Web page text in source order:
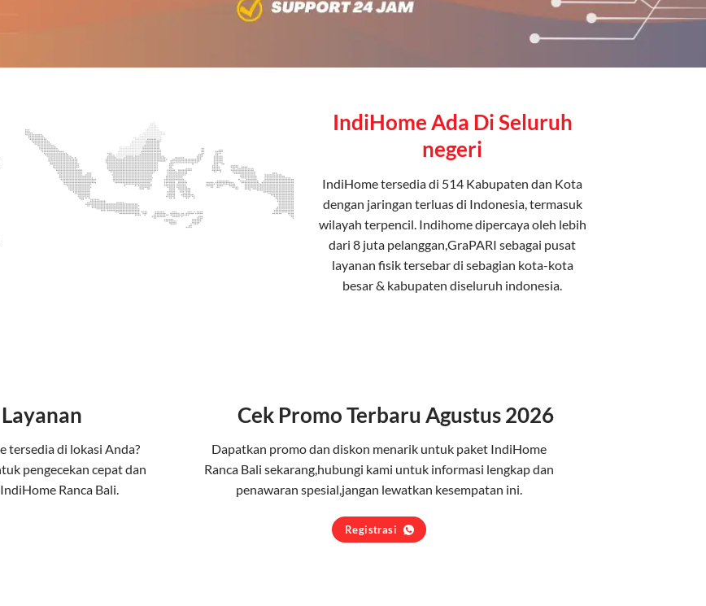
IndiHome Ada Di Seluruh
negeri
IndiHome tersedia di 514 Kabupaten dan Kota
dengan jaringan terluas di Indonesia, termasuk
wilayah terpencil. Indihome dipercaya oleh lebih
dari 8 juta pelanggan,GraPARI sebagai pusat
layanan fisik tersebar di sebagian kota-kota
besar & kabupaten diseluruh indonesia.
tersedia di lokasi Anda?
pengecekan cepat dan
Ranca Bali.
Cek Promo Terbaru Agustus 2026
Dapatkan promo dan diskon menarik untuk paket IndiHome
Ranca Bali sekarang,hubungi kami untuk informasi lengkap dan
penawaran spesial,jangan lewatkan kesempatan ini.
Registrasi